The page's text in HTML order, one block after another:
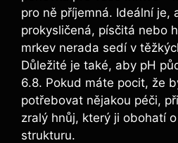
pro ně příjemná. Ideální je,
prokysličená, písčitá nebo
mrkev nerada sedí v
Důležité je také, aby pH
6.8. Pokud máte pocit, že
potřebovat nějakou péči,
zralý hnůj, který ji obohatí
strukturu.